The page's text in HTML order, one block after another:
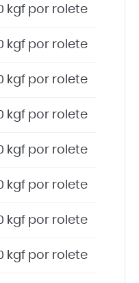
kgf por rolete
kgf por rolete
kgf por rolete
kgf por rolete
kgf por rolete
kgf por rolete
kgf por rolete
kgf por rolete